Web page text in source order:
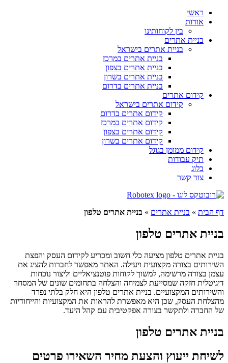
ראשי
אודות
בין לקוחותינו
בניית אתרים
בניית אתרים בישראל
בניית אתרים במרכז
בניית אתרים בצפון
בניית אתרים בשרון
בניית אתרים בדרום
קידום אתרים
קידום אתרים בישראל
קידום אתרים בדרום
קידום אתרים במרכז
קידום אתרים בצפון
קידום אתרים בשרון
קידום ממומן בגוגל
תיק עבודות
בלוג
צור קשר
דף הבית » בניית אתרים » בניית אתרים טלפון
בניית אתרים טלפון
בניית אתרים טלפון מציעה כלי חשוב ומכריע לקידום העסק והפצת
השירותים בצורה מקצועית ויעילה. האתר מאפשר לחברות להציג את
עצמן בצורה מרשימה, למשוך לקוחות פוטנציאליים וליצור נוכחות
דיגיטלית חזקה שמסייעת לצמיחה והצלחה בתחומים שונים של המסחר
והשירותים המקצועיים. בניית אתרים טלפון היא חלק בלתי נפרד
מהצלחת העסק, שכן היא מאפשרת להראות את המקצועיות והייחודיות
של החברה ולתקשר בצורה אפקטיבית עם קהל היעד.
בניית אתרים טלפון
לשיחת ייעוץ והצעת מחיר השאירו פרטים